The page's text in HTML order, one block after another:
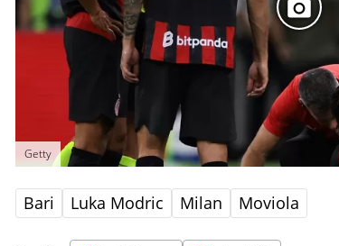
Getty
Bari Luka Modric Milan Moviola